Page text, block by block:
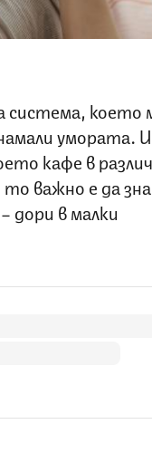
система, което
умората. И
кафе в
важно е да
дори в малки